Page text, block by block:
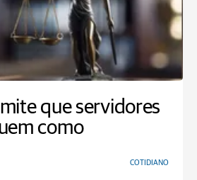
que servidores
como
COTIDIANO